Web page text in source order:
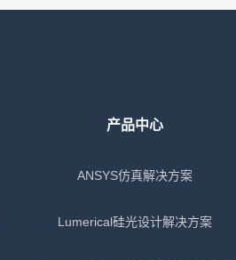
产品中心
ANSYS仿真解决方案
Lumerical硅光设计解决方案